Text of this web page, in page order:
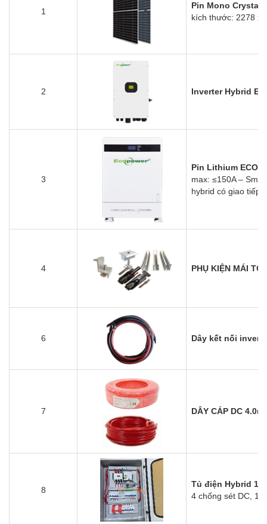
1
Pin Mono Crystal
kích thước: 2278 x
2 Inverter Hybrid
3
Pin Lithium
max: ≤150A–
hybrid có giao tiếp
4 PHỤ KIỆN MÁI
6 Dây kết nối
7 DÂY CÁP DC
8
Tủ điện Hybrid
4 chống sét DC, 1